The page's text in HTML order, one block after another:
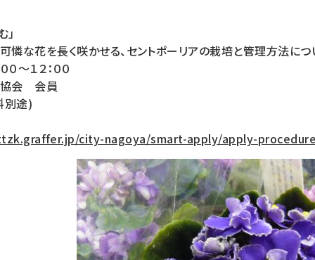
憐な花を長く咲かせる、セントポーリアの栽培と管理方法に
～１２：００
協会 会員
別途)
city-nagoya/smart-apply/apply-